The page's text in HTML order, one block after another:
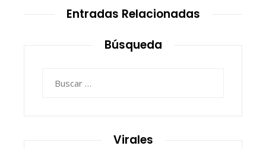
Entradas Relacionadas
Búsqueda
Virales